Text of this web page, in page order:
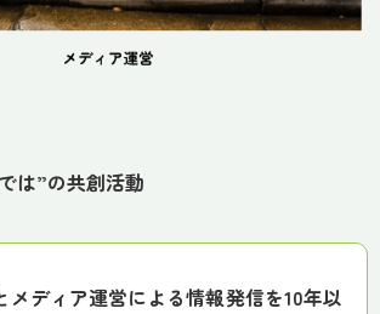
は”の共創活動
メディア運営による情報発信を10年以